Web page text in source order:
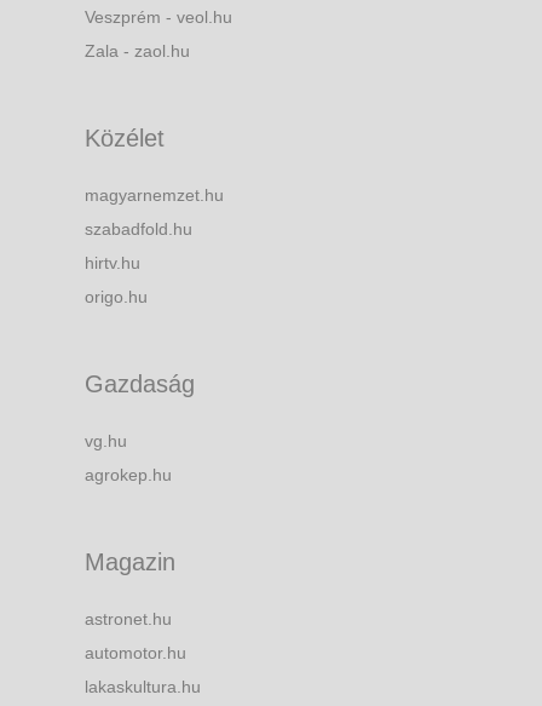
Veszprém - veol.hu
Zala - zaol.hu
Közélet
magyarnemzet.hu
szabadfold.hu
hirtv.hu
origo.hu
Gazdaság
vg.hu
agrokep.hu
Magazin
astronet.hu
automotor.hu
lakaskultura.hu